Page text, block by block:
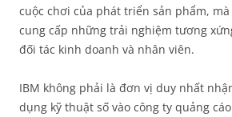
cuộc chơi của phát triển sản phẩm,
cung cấp những trải nghiệm tương
đối tác kinh doanh và nhân viên.
IBM không phải là đơn vị duy nhất
dụng kỹ thuật số vào công ty quảng